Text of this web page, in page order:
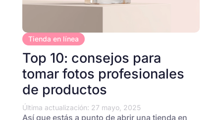
Tienda en línea
Top 10: consejos para
tomar fotos profesionales
de productos
Última actualización: 27 mayo, 2025
Así que estás a punto de abrir una tienda en